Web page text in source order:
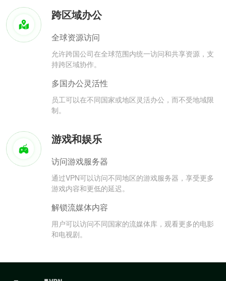
跨区域办公
全球资源访问
允许跨国公司在全球范围内统一访问和共享资源，支
持跨区域协作。
多国办公灵活性
员工可以在不同国家或地区灵活办公，而不受地域限
制。
游戏和娱乐
访问游戏服务器
通过VPN可以访问不同地区的游戏服务器，享受更多
游戏内容和更低的延迟。
解锁流媒体内容
用户可以访问不同国家的流媒体库，观看更多的电影
和电视剧。